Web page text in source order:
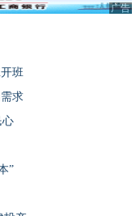
广告
班
求
心
”